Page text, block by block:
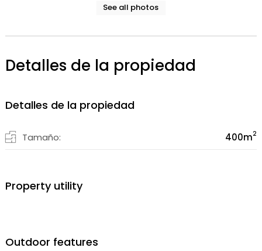
See all photos
Detalles de la propiedad
Detalles de la propiedad
Tamaño: 400m2
Property utility
Outdoor features